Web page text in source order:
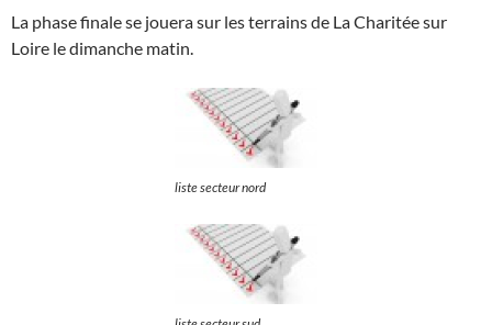
La phase finale se jouera sur les terrains de La Charitée sur
Loire le dimanche matin.
liste secteur nord